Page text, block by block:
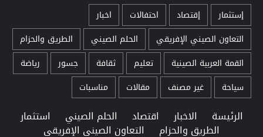
إستثمار إقتصاد احتفالات
اخبار
التعاون الصيني الإفريقي
الحلم الصيني
الطريق والحزام
القمة العربية الصينية
تعليم ثقافة جسور
رياضة
سياحة
غير مصنف مقالات مناسبات
الرئيسة الاخبار اقتصاد الحلم الصيني استثمار
الطريق والحزام التعاون الصيني الإفريقي